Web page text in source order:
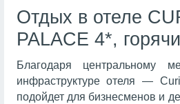
Отдых в отеле
PALACE 4*,
Благодаря центральному
инфраструктуре отеля —
подойдет для бизнесменов и